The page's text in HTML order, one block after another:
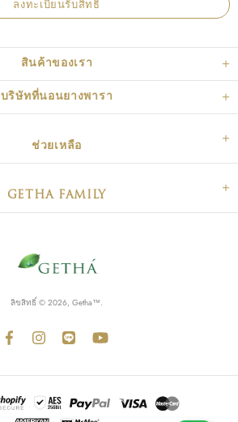
สินค้าของเรา
บริษัทที่นอนยางพารา
ช่วยเหลือ
GETHA FAMILY
ลิขสิทธิ์ © 2026, Getha™.